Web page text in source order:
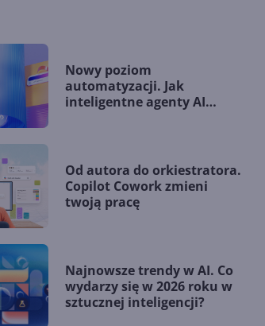
Nowy poziom
automatyzacji. Jak
inteligentne agenty AI
Od autora do orkiestratora.
Copilot Cowork zmieni
twoją pracę
Najnowsze trendy w AI. Co
wydarzy się w 2026 roku w
sztucznej inteligencji?